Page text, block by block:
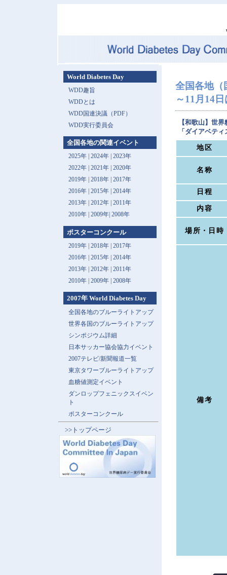
全国各地（
～11月14
【和歌山】世
「ダイアベティ
地区
名称
日程
内容
場所・日時
備考
World Diabetes Day
WDD趣旨
WDDとは
WDD国連決議（PDF）
WDD実行委員会
全国各地の関連イベント
2025年| 2024年| 2023年
2022年| 2021年| 2020年
2019年| 2018年| 2017年
2016年| 2015年| 2014年
2013年 | 2012年| 2011年
2010年| 2009年| 2008年
ポスターコンクール
2019年 | 2018年 | 2017年
2016年 | 2015年 | 2014年
2013年 | 2012年 | 2011年
2010年 | 2009年 | 2008年
2007年 World Diabetes Day
全国各地のブルーライトアップ
世界各国のブルーライトアップ
シンポジウム詳細
日本サッカー協会協力イベント
2007テレビ/新聞報道一覧
東京タワーブルーライトアップ
血糖値測定イベント
ダンロップフェニックスイベン
ト
ポスターコンクール
>>トップページ